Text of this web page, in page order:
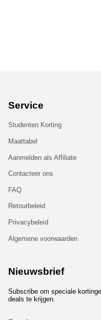
Service
Studenten Korting
Maattabel
Aanmelden als Affiliate
Contacteer ons
FAQ
Retourbeleid
Privacybeleid
Algemene voorwaarden
Nieuwsbrief
Subscribe om speciale
deals te krijgen.